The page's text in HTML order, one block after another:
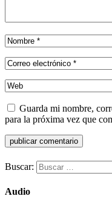
Guarda mi nombre,
para la próxima vez que
Buscar:
Audio